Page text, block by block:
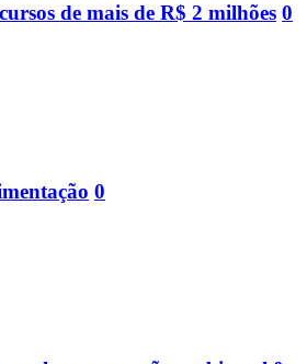
de mais de R$ 2 milhões 0
0